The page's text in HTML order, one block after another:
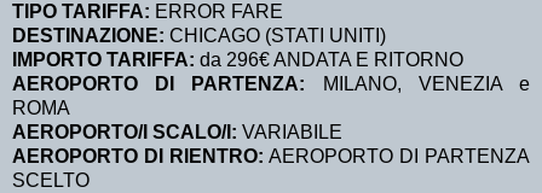
TIPO TARIFFA: ERROR FARE
DESTINAZIONE: CHICAGO (STATI UNITI)
IMPORTO TARIFFA: da 296€ ANDATA E RITORNO
AEROPORTO DI PARTENZA:
MILANO, VENEZIA e
ROMA
AEROPORTO/I SCALO/I: VARIABILE
AEROPORTO DI RIENTRO:AEROPORTO DI PARTENZA
SCELTO